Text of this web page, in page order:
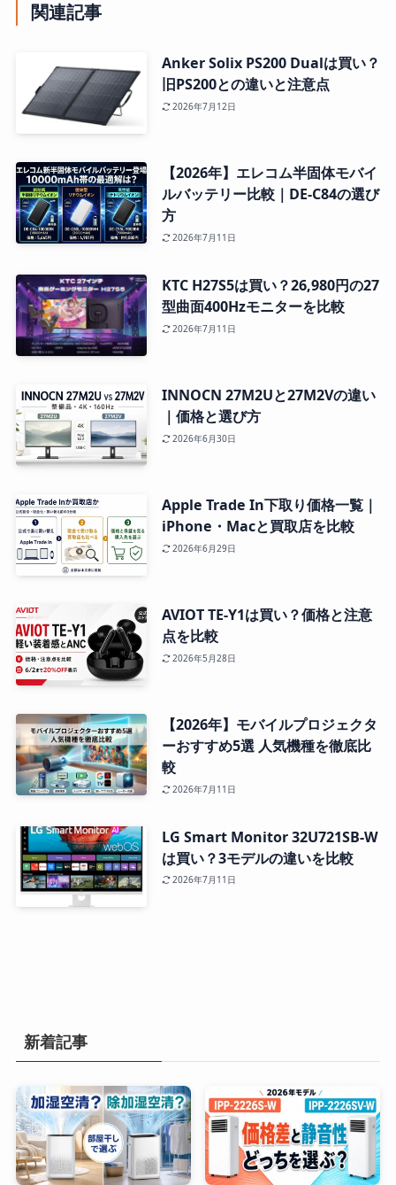
関連記事
Anker Solix PS200 Dualは買い？
旧PS200との違いと注意点
2026年7月12日
【2026年】エレコム半固体モバイ
ルバッテリー比較｜DE-C84の選び
方
2026年7月11日
KTC H27S5は買い？26,980円の27
型曲面400Hzモニターを比較
2026年7月11日
INNOCN 27M2Uと27M2Vの違い
｜価格と選び方
2026年6月30日
Apple Trade In下取り価格一覧｜
iPhone・Macと買取店を比較
2026年6月29日
AVIOT TE-Y1は買い？価格と注意
点を比較
2026年5月28日
【2026年】モバイルプロジェクタ
ーおすすめ5選 人気機種を徹底比
較
2026年7月11日
LG Smart Monitor 32U721SB-W
は買い？3モデルの違いを比較
2026年7月11日
新着記事